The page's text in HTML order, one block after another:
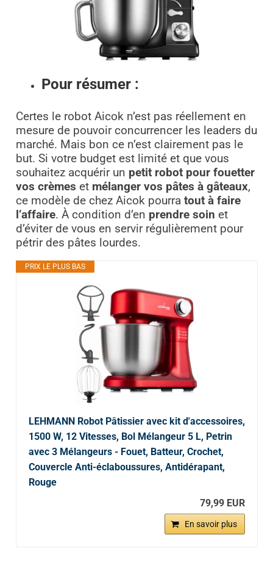
Pour résumer :
Certes le robot Aicok n’est pas réellement en
mesure de pouvoir concurrencer les leaders du
marché. Mais bon ce n’est clairement pas le
but. Si votre budget est limité et que vous
souhaitez acquérir un petit robot pour fouetter
vos crèmes et mélanger vos pâtes à gâteaux,
ce modèle de chez Aicok pourra tout à faire
l’affaire. À condition d’en prendre soin et
d’éviter de vous en servir régulièrement pour
pétrir des pâtes lourdes.
PRIX LE PLUS BAS
LEHMANN Robot Pâtissier avec kit d'accessoires,
1500 W, 12 Vitesses, Bol Mélangeur 5 L, Petrin
avec 3 Mélangeurs - Fouet, Batteur, Crochet,
Couvercle Anti-éclaboussures, Antidérapant,
Rouge
79,99 EUR
En savoir plus